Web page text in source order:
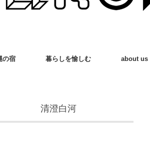
の宿 暮らしを愉しむ about us
清澄白河